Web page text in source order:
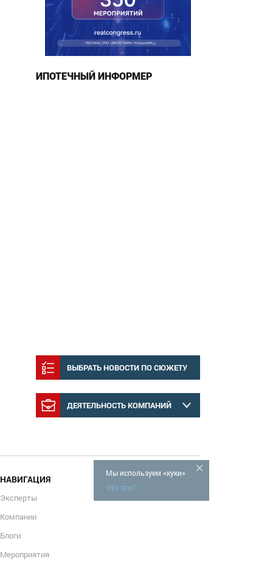
ИПОТЕЧНЫЙ ИНФОРМЕР
ВЫБРАТЬ НОВОСТИ ПО СЮЖЕТУ
ДЕЯТЕЛЬНОСТЬ КОМПАНИЙ
Мы используем «куки»
Что это?
НАВИГАЦИЯ
Эксперты
Компании
Блоги
Мероприятия